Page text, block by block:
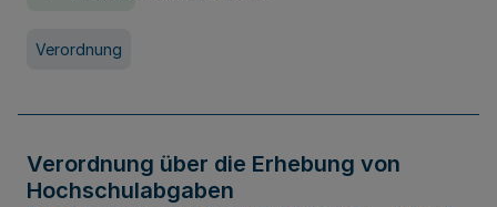
Verordnung
Verordnung über die Erhebung von
Hochschulabgaben